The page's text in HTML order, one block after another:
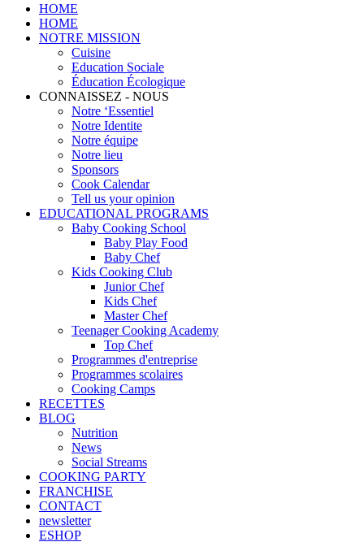
HOME
HOME
NOTRE MISSION
Cuisine
Education Sociale
Éducation Écologique
CONNAISSEZ - NOUS
Notre ‘Essentiel
Notre Identite
Notre équipe
Notre lieu
Sponsors
Cook Calendar
Tell us your opinion
EDUCATIONAL PROGRAMS
Baby Cooking School
Baby Play Food
Baby Chef
Kids Cooking Club
Junior Chef
Kids Chef
Master Chef
Teenager Cooking Academy
Top Chef
Programmes d'entreprise
Programmes scolaires
Cooking Camps
RECETTES
BLOG
Nutrition
Νews
Social Streams
COOKING PARTY
FRANCHISE
CONTACT
newsletter
ESHOP